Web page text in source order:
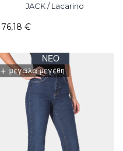
JACK / Lacarino
76,18 €
ΝΈΟ
+ μεγάλα μεγέθη